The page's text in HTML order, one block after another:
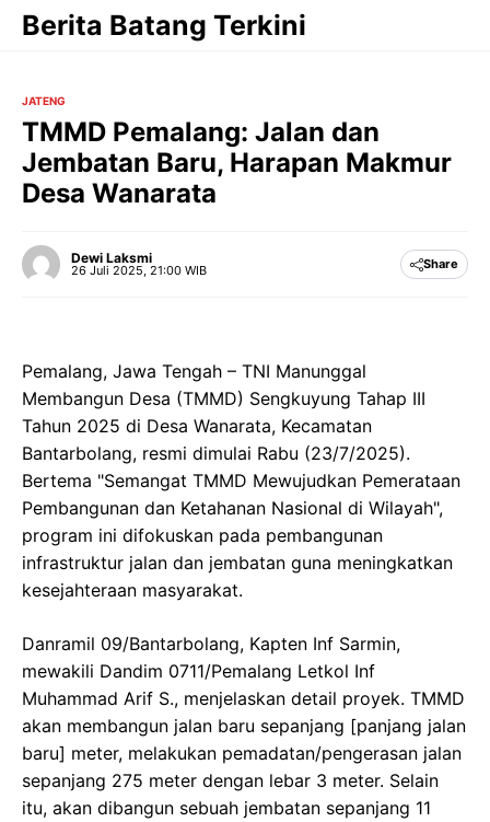
Langsung
Berita Batang Terkini
JATENG
TMMD Pemalang: Jalan dan
Jembatan Baru, Harapan Makmur
Desa Wanarata
Dewi Laksmi
26 Juli 2025, 21:00 WIB Share
Pemalang, Jawa Tengah – TNI Manunggal
Membangun Desa (TMMD) Sengkuyung Tahap III
Tahun 2025 di Desa Wanarata, Kecamatan
Bantarbolang, resmi dimulai Rabu (23/7/2025).
Bertema "Semangat TMMD Mewujudkan Pemerataan
Pembangunan dan Ketahanan Nasional di Wilayah",
program ini difokuskan pada pembangunan
infrastruktur jalan dan jembatan guna meningkatkan
kesejahteraan masyarakat.
Danramil 09/Bantarbolang, Kapten Inf Sarmin,
mewakili Dandim 0711/Pemalang Letkol Inf
Muhammad Arif S., menjelaskan detail proyek. TMMD
akan membangun jalan baru sepanjang [panjang jalan
baru] meter, melakukan pemadatan/pengerasan jalan
sepanjang 275 meter dengan lebar 3 meter. Selain
itu, akan dibangun sebuah jembatan sepanjang 11